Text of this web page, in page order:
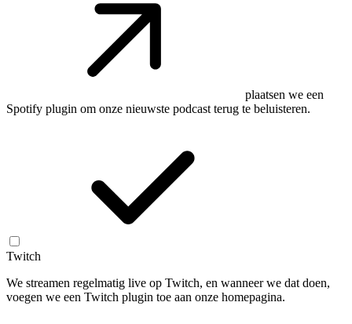
plaatsen we een
Spotify plugin om onze nieuwste podcast terug te beluisteren.
Twitch
We streamen regelmatig live op Twitch, en wanneer we dat doen,
voegen we een Twitch plugin toe aan onze homepagina.